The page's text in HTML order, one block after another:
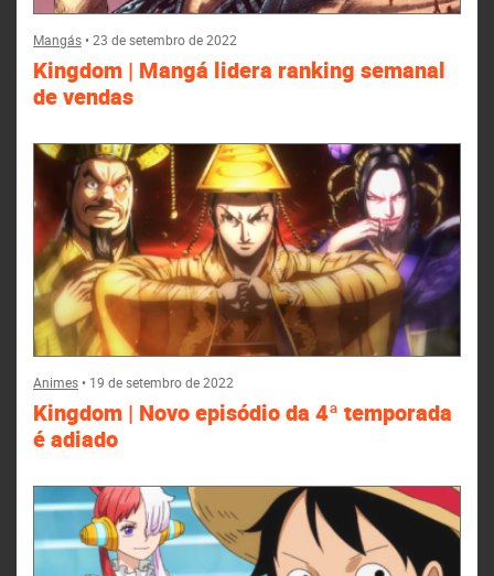
Mangás•23 de setembro de 2022
Kingdom | Mangá lidera ranking semanal
de vendas
Animes• 19 de setembro de 2022
Kingdom | Novo episódio da 4ª temporada
é adiado